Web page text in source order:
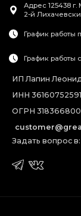
Адрес 125438 г.
2-й
График работы
График работы
ИП Лапин
ИНН
ОГРН
Задать вопрос в: